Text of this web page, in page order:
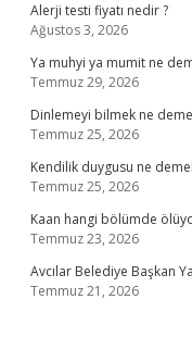
Alerji testi fiyatı nedir ?
Ağustos 3, 2026
Ya muhyi ya mumit ne
Temmuz 29, 2026
Dinlemeyi bilmek ne
Temmuz 25, 2026
Kendilik duygusu ne
Temmuz 25, 2026
Kaan hangi bölümde
Temmuz 23, 2026
Avcılar Belediye Başkan
Temmuz 21, 2026